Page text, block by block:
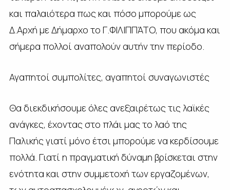
και παλαιότερα πως και πόσο μπορούμε ως
Δ.Αρχή με Δήμαρχο το Γ.ΦΙΛΙΠΠΆΤΟ, που ακόμα και
σήμερα πολλοί αναπολούν αυτήν την περίοδο.
Αγαπητοί συμπολίτες, αγαπητοί συναγωνιστές
Θα διεκδικήσουμε όλες ανεξαιρέτως τις λαϊκές
ανάγκες, έχοντας στο πλάι μας το λαό της
Παλικής γιατί μόνο έτσι μπορούμε να κερδίσουμε
πολλά. Γιατί η πραγματική δύναμη βρίσκεται στην
ενότητα και στην συμμετοχή των εργαζομένων,